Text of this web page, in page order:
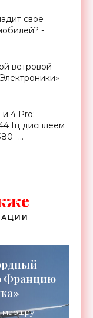
свое
-
ветровой
и 4 Pro:
Гц дисплеем
-
Францию
маршрут